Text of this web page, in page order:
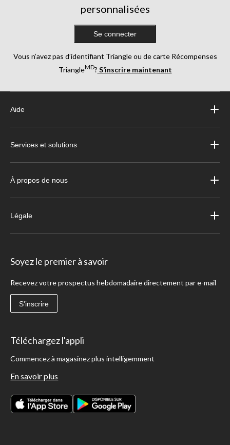
personnalisées
Se connecter
Vous n’avez pas d’identifiant Triangle ou de carte Récompenses
TriangleMD? S’inscrire maintenant
Aide
Services et solutions
À propos de nous
Légale
Soyez le premier à savoir
Recevez votre prospectus hebdomadaire directement par e-mail
S'inscrire
Téléchargez l'appli
Commencez à magasinez plus intelligemment
En savoir plus